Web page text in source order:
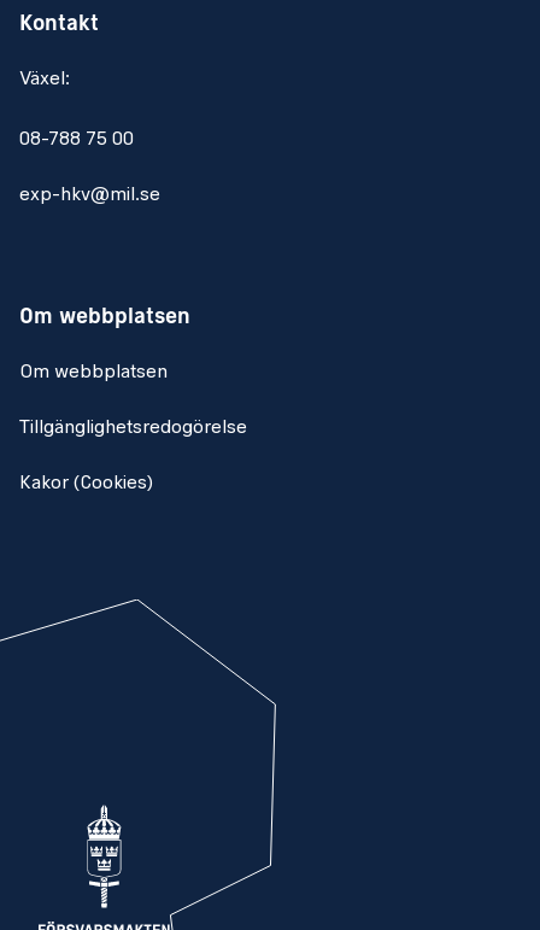
Kontakt
Växel:
08-788 75 00
exp-hkv@mil.se
Om webbplatsen
Om webbplatsen
Tillgänglighetsredogörelse
Kakor (Cookies)